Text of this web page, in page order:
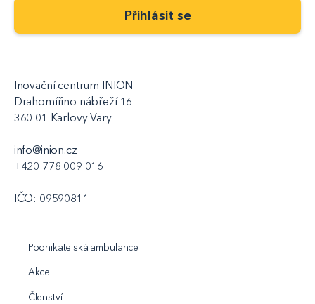
Inovační centrum INION
Drahomířino nábřeží 16
360 01 Karlovy Vary
info@inion.cz
+420 778 009 016
IČO: 09590811
Podnikatelská ambulance
Akce
Členství